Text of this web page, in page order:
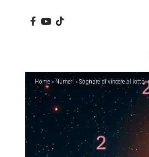
Home » Numeri » Sognare di vincere al lotto: